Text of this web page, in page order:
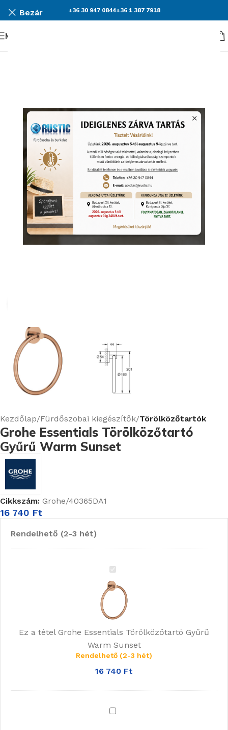
Bezár +36 30 947 0844+36 1 387 7918
Menü
Kezdőlap Fürdőszobai kiegészítők Törölközőtartók
Grohe Essentials Törölközőtartó
Gyűrű Warm Sunset
Cikkszám: Grohe/40365DA1
16 740 Ft
Rendelhető (2-3 hét)
Grohe
Essentials
Törölközőtartó
Gyűrű
Warm
Sunset
Ez a tétel Grohe Essentials Törölközőtartó Gyűrű
Warm Sunset
Rendelhető (2-3 hét)
16 740 Ft
Grohe